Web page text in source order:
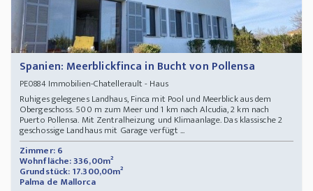
Spanien: Meerblickfinca in Bucht von Pollensa
PE0884Immobilien-Chatellerault - Haus
Ruhiges gelegenes Landhaus, Finca mit Pool und Meerblick aus dem
Obergeschoss. 500 m zum Meer und 1 km nach Alcudia, 2 km nach
Puerto Pollensa. Mit Zentralheizung und Klimaanlage. Das klassische 2
geschossige Landhaus mit Garage verfügt ...
Zimmer: 6
Wohnfläche: 336,00m²
Grundstück: 17.300,00m²
Palma de Mallorca